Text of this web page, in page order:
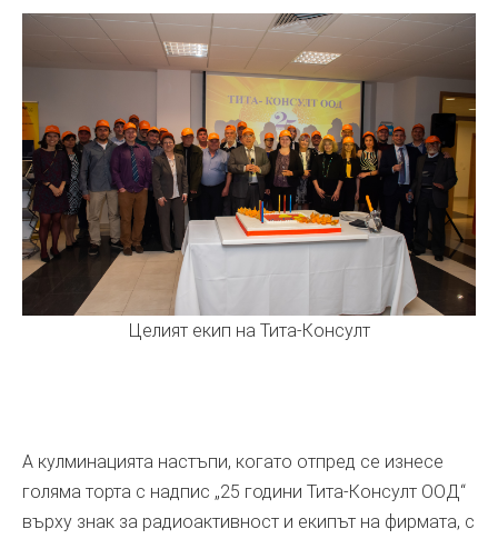
Целият екип на Тита-Консулт
А кулминацията настъпи, когато отпред се изнесе
голяма торта с надпис „25 години Тита-Консулт ООД“
върху знак за радиоактивност и екипът на фирмата, с